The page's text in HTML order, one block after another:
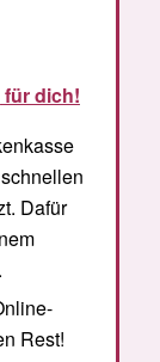
dich!
Dafür
Rest!